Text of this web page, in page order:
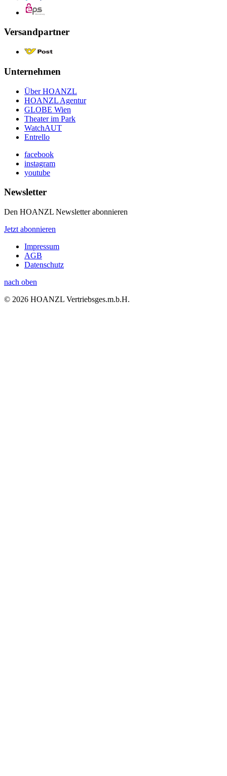
Versandpartner
Unternehmen
Über HOANZL
HOANZL Agentur
GLOBE Wien
Theater im Park
WatchAUT
Entrello
facebook
instagram
youtube
Newsletter
Den HOANZL Newsletter abonnieren
Jetzt abonnieren
Impressum
AGB
Datenschutz
nach oben
© 2026 HOANZL Vertriebsges.m.b.H.